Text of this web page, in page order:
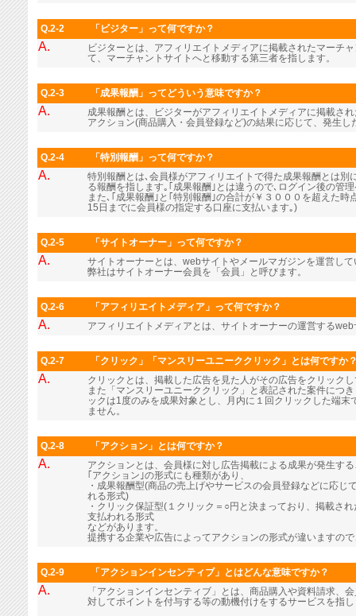
Q.2-2 「ビジター」って何ですか？
A.
ビジターとは、アフィリエイトメディアに掲載されたマーチ
て、マーチャントサイトへと移動する第三者を指します。
Q.2-3 「成果報酬」ってどういう意味ですか？
A.
成果報酬とは、ビジターがアフィリエイトメディアに掲載さ
アクション(商品購入・会員登録など)の結果に応じて、発生し
Q.2-4 「特別報酬」って何ですか？
A.
特別報酬とは､会員様がアフィリエイトで得た成果報酬とは
る報酬を指します｡｢成果報酬｣とは違うので､ログイン後の管
また､｢成果報酬｣と｢特別報酬｣の合計が￥３０００を超えた
15日までに会員様の指定する口座に支払います｡)
Q.2-5 「サイトオーナー」って何ですか？
A.
サイトオーナーとは、webサイトやメールマガジンを運営し
弊社はサイトオーナー会員を「会員」と呼びます。
Q.2-6 「アフィリエイトメディア」って何ですか？
A. アフィリエイトメディアとは、サイトオーナーの運営する
Q.2-7 「クリック」「マンスリーユニーククリック」とは何ですか
A.
クリックとは、掲載した広告を見た人がその広告をクリック
また「マンスリーユニーククリック」と表記された案件につ
ックは1度のみを成果対象とし、月内に１回クリックした端
ません。
Q.2-8 「アクション」とは何ですか？
A.
アクションとは、会員様に対し広告掲載による成果が発生す
｢アクション｣の形式にも種類があり、
・成果報酬型(商品の売上げやサービスの会員登録などに応
れる形式)
・クリック保証型(１クリック＝○円と決まっており、掲載さ
支払われる形式
などがあります。
提携する企業や広告によってアクションの形式が違いますの
Q.2-9 「アクションインセンティブ」とはどんな意味ですか？
A.
「アクションインセンティブ」とは、商品購入や資料請求、
対してポイントを付与する等の動機付けをするサービスを指